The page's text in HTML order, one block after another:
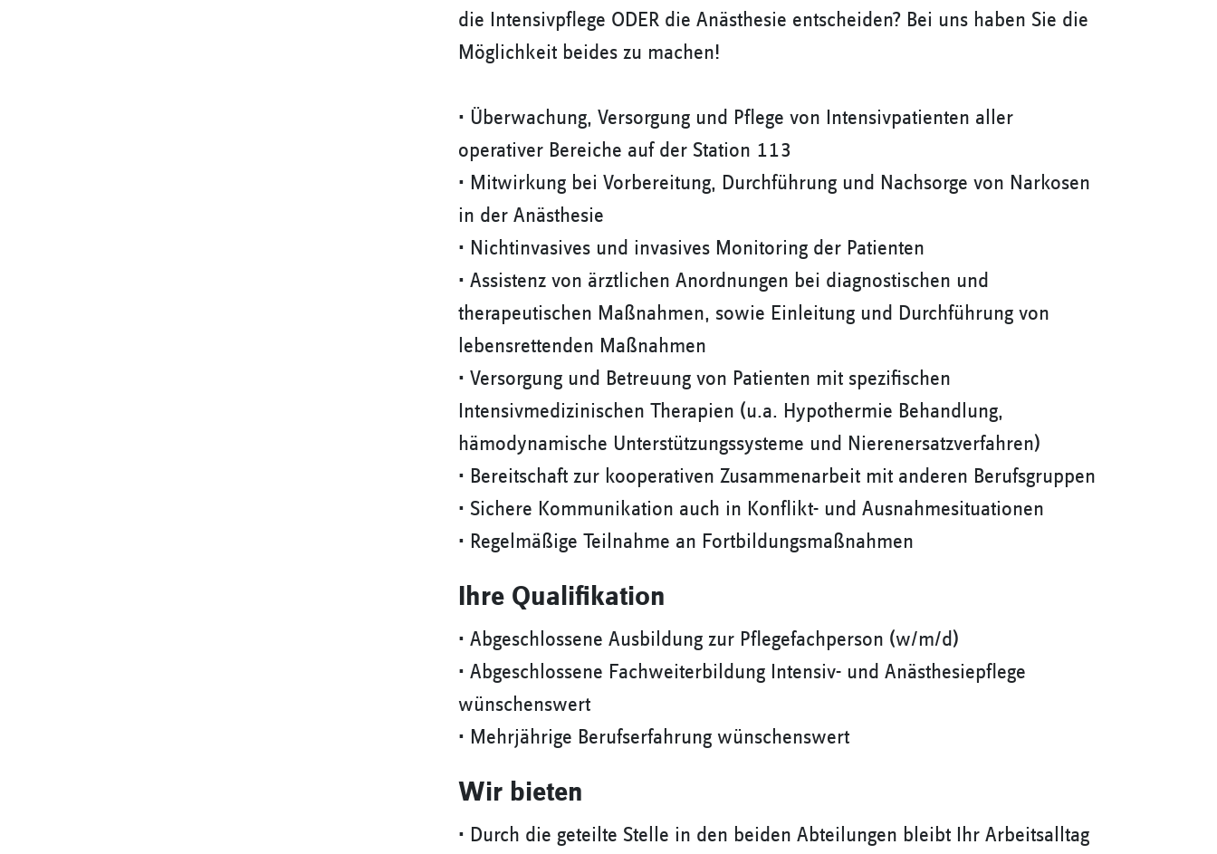
die Intensivpflege ODER die Anästhesie entscheiden? Bei uns haben Sie die
Möglichkeit beides zu machen!
• Überwachung, Versorgung und Pflege von Intensivpatienten aller
operativer Bereiche auf der Station 113
• Mitwirkung bei Vorbereitung, Durchführung und Nachsorge von Narkosen
in der Anästhesie
• Nichtinvasives und invasives Monitoring der Patienten
• Assistenz von ärztlichen Anordnungen bei diagnostischen und
therapeutischen Maßnahmen, sowie Einleitung und Durchführung von
lebensrettenden Maßnahmen
• Versorgung und Betreuung von Patienten mit spezifischen
Intensivmedizinischen Therapien (u.a. Hypothermie Behandlung,
hämodynamische Unterstützungssysteme und Nierenersatzverfahren)
• Bereitschaft zur kooperativen Zusammenarbeit mit anderen Berufsgruppen
• Sichere Kommunikation auch in Konflikt- und Ausnahmesituationen
• Regelmäßige Teilnahme an Fortbildungsmaßnahmen
Ihre Qualifikation
• Abgeschlossene Ausbildung zur Pflegefachperson (w/m/d)
• Abgeschlossene Fachweiterbildung Intensiv- und Anästhesiepflege
wünschenswert
• Mehrjährige Berufserfahrung wünschenswert
Wir bieten
• Durch die geteilte Stelle in den beiden Abteilungen bleibt Ihr Arbeitsalltag